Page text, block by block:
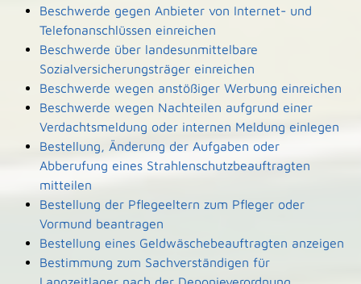
Beschwerde gegen Anbieter von Internet- und
Telefonanschlüssen einreichen
Beschwerde über landesunmittelbare
Sozialversicherungsträger einreichen
Beschwerde wegen anstößiger Werbung einreichen
Beschwerde wegen Nachteilen aufgrund einer
Verdachtsmeldung oder internen Meldung einlegen
Bestellung, Änderung der Aufgaben oder
Abberufung eines Strahlenschutzbeauftragten
mitteilen
Bestellung der Pflegeeltern zum Pfleger oder
Vormund beantragen
Bestellung eines Geldwäschebeauftragten anzeigen
Bestimmung zum Sachverständigen für